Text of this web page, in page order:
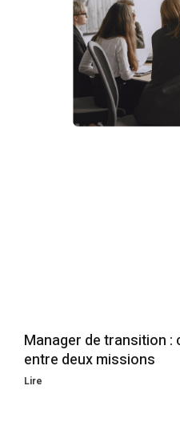
Manager de transition :
entre deux missions
Lire